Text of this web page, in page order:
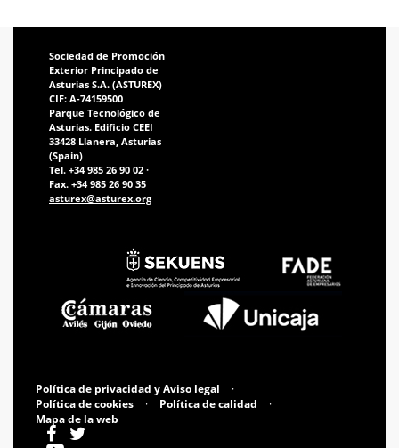
Sociedad de Promoción
Exterior Principado de
Asturias S.A. (ASTUREX)
CIF: A-74159500
Parque Tecnológico de
Asturias. Edificio CEEI
33428 Llanera, Asturias
(Spain)
Tel. +34 985 26 90 02 ·
Fax. +34 985 26 90 35
asturex@asturex.org
Política de privacidad y Aviso legal
·
Política de cookies
· Política de calidad
·
Mapa de la web